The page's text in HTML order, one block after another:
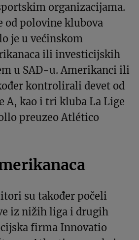
organizacijama.
od polovine klubova
je u većinskom
ili investicijskih
u SAD-u. Amerikanci ili
kontrolirali devet od
A, kao i tri kluba La Lige
preuzeo Atlético
su također počeli
iz nižih liga i drugih
firma Innovatio